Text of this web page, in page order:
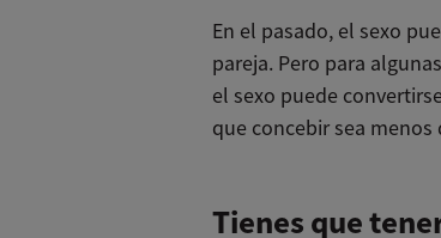
En el pasado, el sexo
pareja. Pero para
el sexo puede
que concebir sea
Tienes que